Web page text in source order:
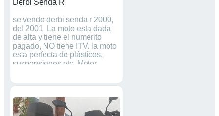
Derbi Senda R
se vende derbi senda r 2000,
del 2001. La moto esta dada
de alta y tiene el numerito
pagado, NO tiene ITV. la moto
esta perfecta de plásticos,
suspensiones etc. Motor
sin estrenar, pero se le debería